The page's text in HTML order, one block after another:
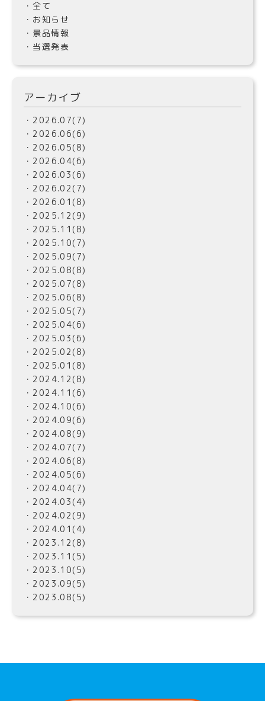
・全て
・お知らせ
・景品情報
・当選発表
アーカイブ
・2026.07(7)
・2026.06(6)
・2026.05(8)
・2026.04(6)
・2026.03(6)
・2026.02(7)
・2026.01(8)
・2025.12(9)
・2025.11(8)
・2025.10(7)
・2025.09(7)
・2025.08(8)
・2025.07(8)
・2025.06(8)
・2025.05(7)
・2025.04(6)
・2025.03(6)
・2025.02(8)
・2025.01(8)
・2024.12(8)
・2024.11(6)
・2024.10(6)
・2024.09(6)
・2024.08(9)
・2024.07(7)
・2024.06(8)
・2024.05(6)
・2024.04(7)
・2024.03(4)
・2024.02(9)
・2024.01(4)
・2023.12(8)
・2023.11(5)
・2023.10(5)
・2023.09(5)
・2023.08(5)